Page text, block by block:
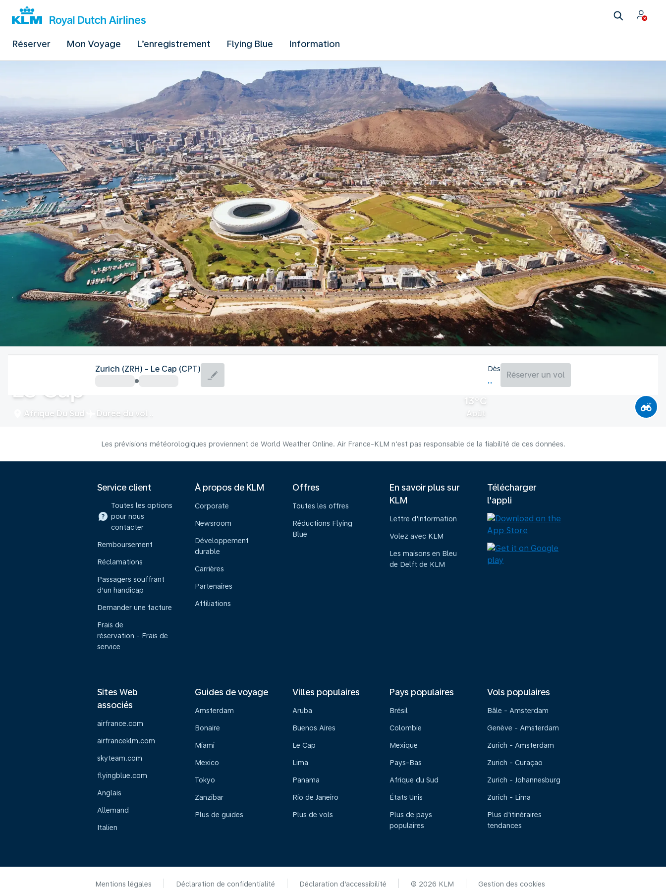
Réserver Mon Voyage L’enregistrement Flying Blue Information
Le Cap
Afrique Du Sud Durée du vol
13°C
Août
Zurich (ZRH) - Le Cap (CPT) Dès
Réserver un vol
Les prévisions météorologiques proviennent de World Weather Online. Air France-KLM n'est pas responsable de la fiabilité de ces données.
Service client
Toutes les options
pour nous
contacter
Remboursement
Réclamations
Passagers souffrant
d’un handicap
Demander une facture
Frais de
réservation - Frais de
service
À propos de KLM
Corporate
Newsroom
Développement
durable
Carrières
Partenaires
Affiliations
Offres
Toutes les offres
Réductions Flying
Blue
En savoir plus sur
KLM
Lettre d'information
Volez avec KLM
Les maisons en Bleu
de Delft de KLM
Télécharger
l'appli
Sites Web
associés
airfrance.com
airfranceklm.com
skyteam.com
flyingblue.com
Anglais
Allemand
Italien
Guides de voyage
Amsterdam
Bonaire
Miami
Mexico
Tokyo
Zanzibar
Plus de guides
Villes populaires
Aruba
Buenos Aires
Le Cap
Lima
Panama
Rio de Janeiro
Plus de vols
Pays populaires
Brésil
Colombie
Mexique
Pays-Bas
Afrique du Sud
États Unis
Plus de pays
populaires
Vols populaires
Bâle - Amsterdam
Genève - Amsterdam
Zurich - Amsterdam
Zurich - Curaçao
Zurich - Johannesburg
Zurich - Lima
Plus d'itinéraires
tendances
Mentions légales Déclaration de confidentialité Déclaration d’accessibilité © 2026 KLM Gestion des cookies